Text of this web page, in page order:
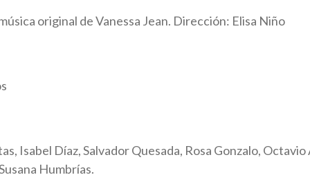
original de Vanessa Jean. Dirección: Elisa Niño
Isabel Díaz, Salvador Quesada, Rosa Gonzalo,
Humbrías.